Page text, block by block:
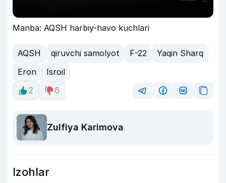
Manba: AQSH harbiy-havo kuchlari
AQSH qiruvchi samolyot F-22
Yaqin Sharq
Eron
Isroil
2
6
Zulfiya Karimova
Izohlar